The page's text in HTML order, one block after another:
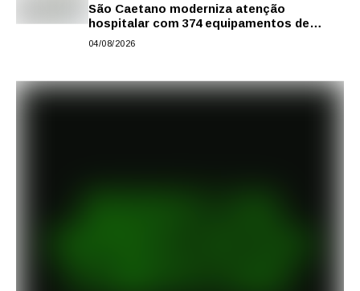
São Caetano moderniza atenção
hospitalar com 374 equipamentos de
última geração
04/08/2026